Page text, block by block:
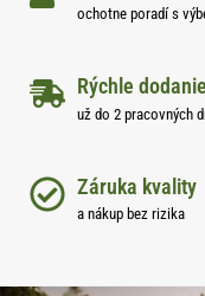
ochotne poradí s
Rýchle dodanie
už do 2 pracovných
Záruka kvality
a nákup bez rizika